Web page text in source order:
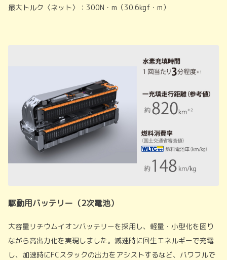
最大トルク〈ネット〉：300N・m（30.6kgf・m）
駆動用バッテリー（2次電池）
大容量リチウムイオンバッテリーを採用し、軽量・小型化を図り
ながら高出力化を実現しました。減速時に回生エネルギーで充電
し、加速時にFCスタックの出力をアシストするなど、パワフルで